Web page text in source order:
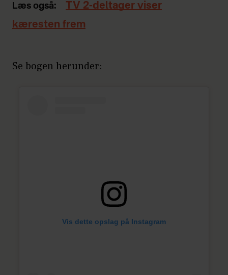
Læs også:
TV 2-deltager viser
kæresten frem
Se bogen herunder:
Vis dette opslag på Instagram